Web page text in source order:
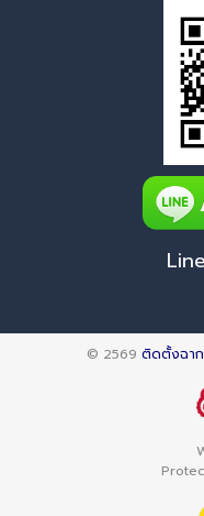
© 2569 ติดตั้งฉา